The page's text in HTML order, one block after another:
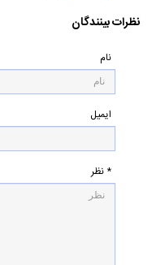
نظرات بینندگان
نام
ایمیل
* نظر